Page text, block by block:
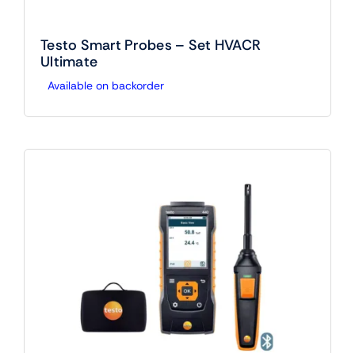
Testo Smart Probes – Set HVACR
Ultimate
Available on backorder